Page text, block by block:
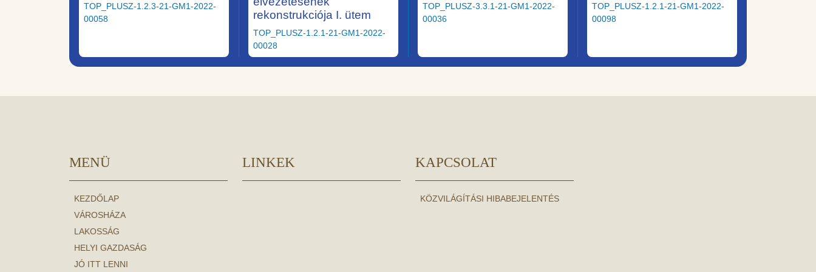
TOP_PLUSZ-1.2.3-21-GM1-2022-
00058
rekonstrukciója I. ütem
TOP_PLUSZ-1.2.1-21-GM1-2022-
00028
TOP_PLUSZ-3.3.1-21-GM1-2022-
00036
TOP_PLUSZ-1.2.1-21-GM1-2022-
00098
MENÜ
KEZDŐLAP
VÁROSHÁZA
LAKOSSÁG
HELYI GAZDASÁG
JÓ ITT LENNI
LINKEK KAPCSOLAT
KÖZVILÁGÍTÁSI HIBABEJELENTÉS